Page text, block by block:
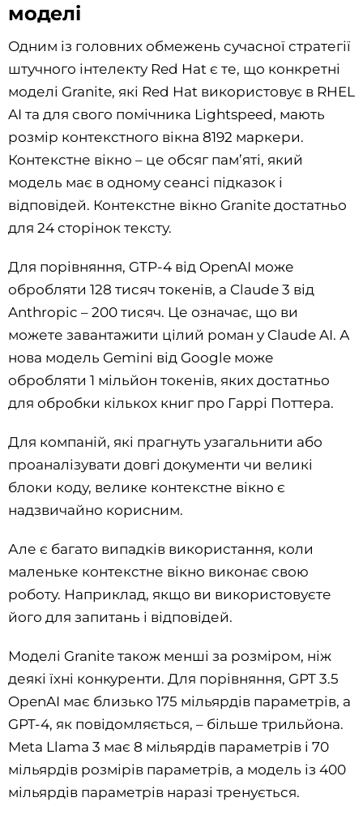
моделі
Одним із головних обмежень сучасної стратегії
штучного інтелекту Red Hat є те, що конкретні
моделі Granite, які Red Hat використовує в RHEL
AI та для свого помічника Lightspeed, мають
розмір контекстного вікна 8192 маркери.
Контекстне вікно – це обсяг пам’яті, який
модель має в одному сеансі підказок і
відповідей. Контекстне вікно Granite достатньо
для 24 сторінок тексту.
Для порівняння, GTP-4 від OpenAI може
обробляти 128 тисяч токенів, а Claude 3 від
Anthropic – 200 тисяч. Це означає, що ви
можете завантажити цілий роман у Claude AI. А
нова модель Gemini від Google може
обробляти 1 мільйон токенів, яких достатньо
для обробки кількох книг про Гаррі Поттера.
Для компаній, які прагнуть узагальнити або
проаналізувати довгі документи чи великі
блоки коду, велике контекстне вікно є
надзвичайно корисним.
Але є багато випадків використання, коли
маленьке контекстне вікно виконає свою
роботу. Наприклад, якщо ви використовуєте
його для запитань і відповідей.
Моделі Granite також менші за розміром, ніж
деякі їхні конкуренти. Для порівняння, GPT 3.5
OpenAI має близько 175 мільярдів параметрів, а
GPT-4, як повідомляється, – більше трильйона.
Meta Llama 3 має 8 мільярдів параметрів і 70
мільярдів розмірів параметрів, а модель із 400
мільярдів параметрів наразі тренується.